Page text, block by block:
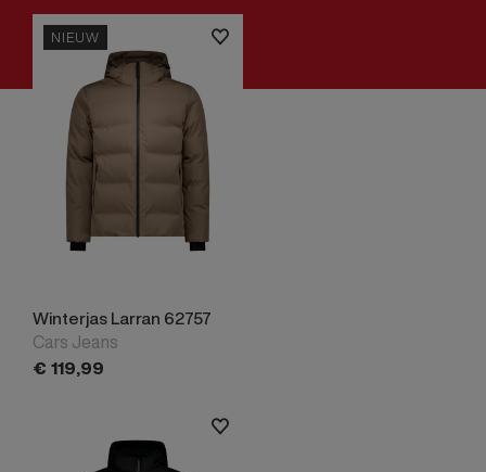
NIEUW
Winterjas Larran 62757
Cars Jeans
€ 119,99